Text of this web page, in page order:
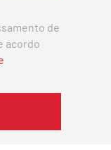
de
acordo